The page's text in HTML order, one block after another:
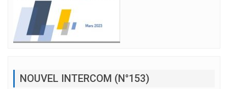
NOUVEL INTERCOM (N°153)